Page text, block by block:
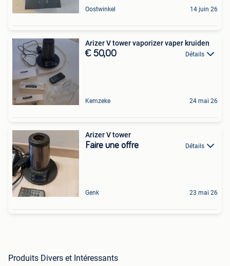
Oostwinkel 14 juin 26
Arizer V tower vaporizer vaper kruiden
€ 50,00 Détails
Kemzeke 24 mai 26
Arizer V tower
Faire une offre Détails
Genk 23 mai 26
Produits Divers et Intéressants